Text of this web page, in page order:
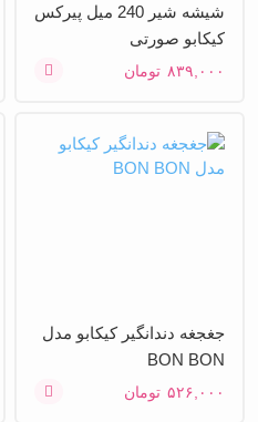
شیشه شیر 240 میل پیرکس
کیکابو صورتی
۸۳۹,۰۰۰ تومان
جغجغه دندانگیر کیکابو مدل
BON BON
۵۲۶,۰۰۰ تومان